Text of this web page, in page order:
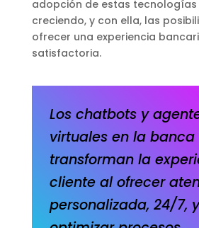
adopción de estas tecnologías
creciendo, y con ella, las
ofrecer una experiencia
satisfactoria.
Los chatbots y
virtuales en la banca
transforman la
cliente al ofrecer
personalizada, 24/7, y